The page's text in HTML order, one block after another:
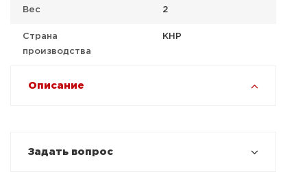
Вес 2
Страна
производства
КНР
Описание
Задать вопрос